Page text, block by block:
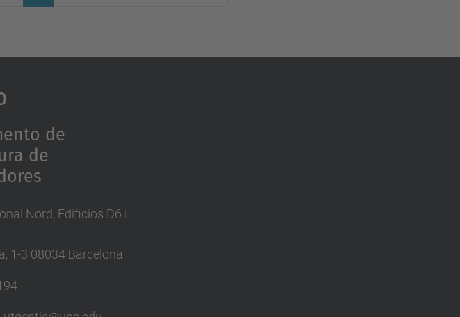
de
de
Nord, Edificios D6 i
1-3 08034 Barcelona